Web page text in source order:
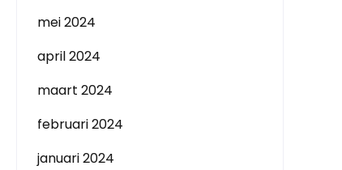
mei 2024
april 2024
maart 2024
februari 2024
januari 2024